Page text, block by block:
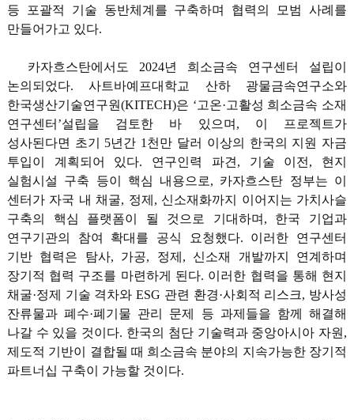
등 포괄적 기술 동반체계를 구축하며 협력의 모범 사례를
만들어가고 있다.
카자흐스탄에서도 2024년 희소금속 연구센터 설립이
논의되었다. 사트바예프대학교 산하 광물금속연구소와
한국생산기술연구원(KITECH)은 ‘고온·고활성 희소금속 소재
연구센터’설립을 검토한 바 있으며, 이 프로젝트가
성사된다면 초기 5년간 1천만 달러 이상의 한국의 지원 자금
투입이 계획되어 있다. 연구인력 파견, 기술 이전, 현지
실험시설 구축 등이 핵심 내용으로, 카자흐스탄 정부는 이
센터가 자국 내 채굴, 정제, 신소재화까지 이어지는 가치사슬
구축의 핵심 플랫폼이 될 것으로 기대하며, 한국 기업과
연구기관의 참여 확대를 공식 요청했다. 이러한 연구센터
기반 협력은 탐사, 가공, 정제, 신소재 개발까지 연계하며
장기적 협력 구조를 마련하게 된다. 이러한 협력을 통해 현지
채굴·정제 기술 격차와 ESG 관련 환경·사회적 리스크, 방사성
잔류물과 폐수·폐기물 관리 문제 등 과제들을 함께 해결해
나갈 수 있을 것이다. 한국의 첨단 기술력과 중앙아시아 자원,
제도적 기반이 결합될 때 희소금속 분야의 지속가능한 장기적
파트너십 구축이 가능할 것이다.